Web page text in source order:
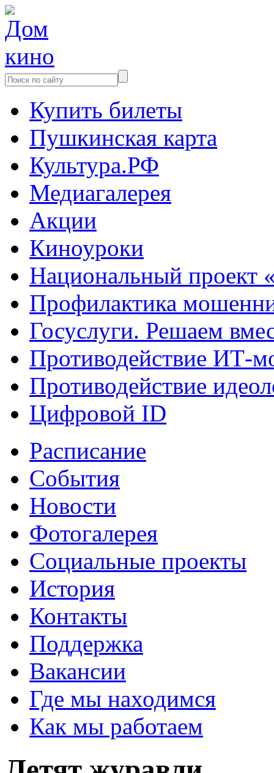
Купить билеты
Пушкинская карта
Культура.РФ
Медиагалерея
Акции
Киноуроки
Национальный проект
Профилактика
Госуслуги. Решаем
Противодействие ИТ-
Противодействие
Цифровой ID
Расписание
События
Новости
Фотогалерея
Социальные проекты
История
Контакты
Поддержка
Вакансии
Где мы находимся
Как мы работаем